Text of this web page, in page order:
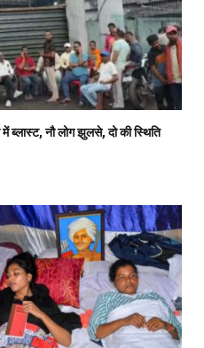
नौ लोग झुलसे, दो की स्थिति